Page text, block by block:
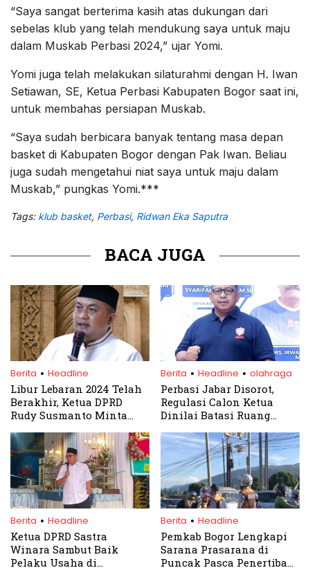
“Saya sangat berterima kasih atas dukungan dari
sebelas klub yang telah mendukung saya untuk maju
dalam Muskab Perbasi 2024,” ujar Yomi.
Yomi juga telah melakukan silaturahmi dengan H. Iwan
Setiawan, SE, Ketua Perbasi Kabupaten Bogor saat ini,
untuk membahas persiapan Muskab.
“Saya sudah berbicara banyak tentang masa depan
basket di Kabupaten Bogor dengan Pak Iwan. Beliau
juga sudah mengetahui niat saya untuk maju dalam
Muskab,” pungkas Yomi.***
Tags: klub basket, Perbasi, Ridwan Eka Saputra
BACA JUGA
Berita . Headline
Libur Lebaran 2024 Telah
Berakhir, Ketua DPRD
Rudy Susmanto Minta
Beroperasi Normal
Berita . Headline . olahraga
Perbasi Jabar Disorot,
Regulasi Calon Ketua
Dinilai Batasi Ruang
Berita . Headline
Ketua DPRD Sastra
Winara Sambut Baik
Pelaku Usaha di
Berita . Headline
Pemkab Bogor Lengkapi
Sarana Prasarana di
Puncak Pasca Penertiban